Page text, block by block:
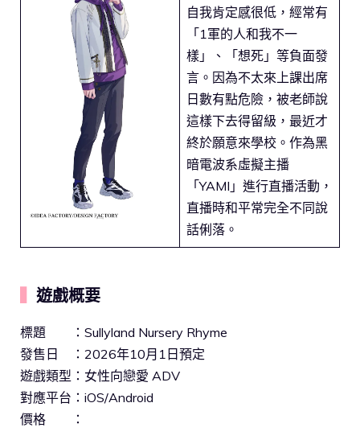
自我肯定感很低，經常有
「1軍的人和我不一
樣」、「想死」等負面發
言。因為不太來上課出席
日數有點危險，被老師說
這樣下去得留級，最近才
終於願意來學校。作為黑
暗電波系虛擬主播
「YAMI」進行直播活動，
直播時和平常完全不同說
話俐落。
遊戲概要
標題 ：Sullyland Nursery Rhyme
發售日 ：2026年10月1日預定
遊戲類型：女性向戀愛 ADV
對應平台：iOS/Android
價格 ：